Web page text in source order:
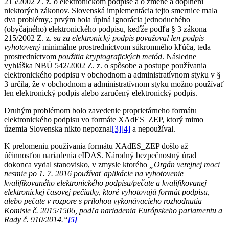
niektorých zákonov. Slovenská implementácia tejto smernice mala
dva problémy,: prvým bola úplná ignorácia jednoduchého
(obyčajného) elektronického podpisu, keďže podľa § 3 zákona
215/2002 Z. z. sa za elektronický podpis považoval len podpis
vyhotovený minimálne prostredníctvom súkromného kľúča, teda
prostredníctvom použitia kryptografických metód. Následne
vyhláška NBÚ 542/2002 Z. z. o spôsobe a postupe používania
elektronického podpisu v obchodnom a administratívnom styku v §
3 určila, že v obchodnom a administratívnom styku možno používať
len elektronický podpis alebo zaručený elektronický podpis.
Druhým problémom bolo zavedenie proprietárneho formátu
elektronického podpisu vo formáte XAdES_ZEP, ktorý mimo
územia Slovenska nikto nepoznal[3][4] a nepoužíval.
K prelomeniu používania formátu XAdES_ZEP došlo až
účinnosťou nariadenia eIDAS. Národný bezpečnostný úrad
dokonca vydal stanovisko, v zmysle ktorého
„Orgán verejnej moci
nesmie po 1. 7. 2016 používať aplikácie na vyhotovenie
kvalifikovaného elektronického podpisu/pečate a kvalifikovanej
elektronickej časovej pečiatky, ktoré vyhotovujú formát podpisu,
alebo pečate v rozpore s prílohou vykonávacieho rozhodnutia
Komisie č. 2015/1506, podľa nariadenia Európskeho parlamentu a
Rady č. 910/2014.“[5]